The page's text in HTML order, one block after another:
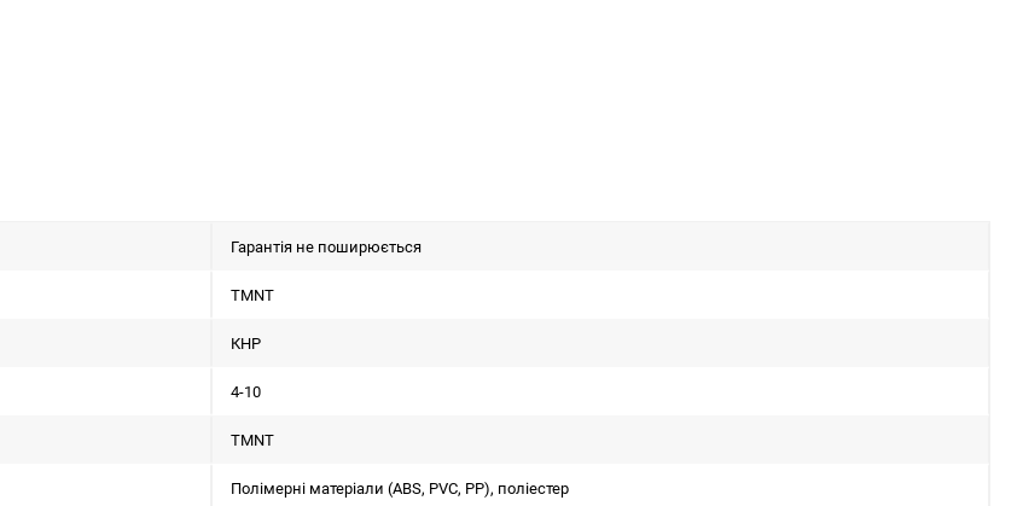
Гарантія не поширюється
TMNT
КНР
4-10
TMNT
Полімерні матеріали (ABS, PVC, PP), поліестер